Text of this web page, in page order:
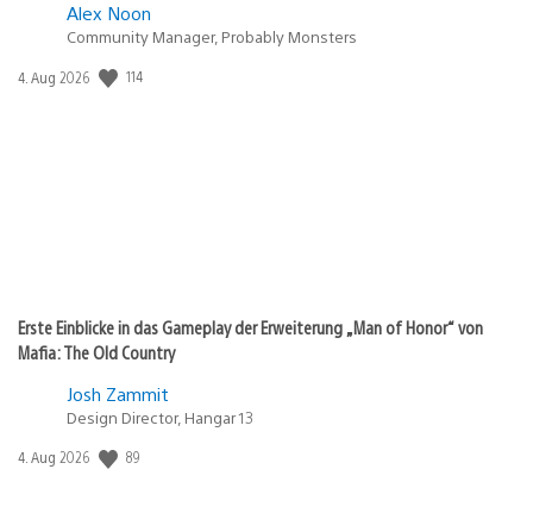
Alex Noon
Community Manager, Probably Monsters
Veröffentlichungsdatum:
4. Aug 2026 114
Erste Einblicke in das Gameplay der Erweiterung „Man of Honor“ von
Mafia: The Old Country
Josh Zammit
Design Director, Hangar 13
Veröffentlichungsdatum:
4. Aug 2026 89